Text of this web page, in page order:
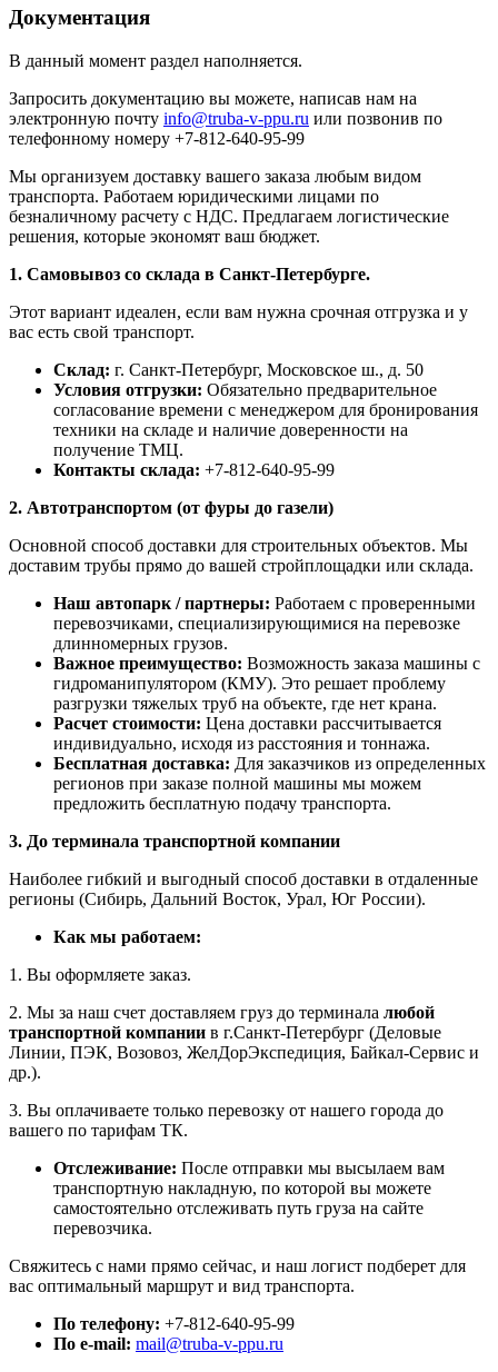
Документация
В данный момент раздел наполняется.
Запросить документацию вы можете, написав нам на
электронную почту info@truba-v-ppu.ru или позвонив по
телефонному номеру +7-812-640-95-99
Мы организуем доставку вашего заказа любым видом
транспорта. Работаем юридическими лицами по
безналичному расчету с НДС. Предлагаем логистические
решения, которые экономят ваш бюджет.
1. Самовывоз со склада в Санкт-Петербурге.
Этот вариант идеален, если вам нужна срочная отгрузка и у
вас есть свой транспорт.
Склад: г. Санкт-Петербург, Московское ш., д. 50
Условия отгрузки: Обязательно предварительное
согласование времени с менеджером для бронирования
техники на складе и наличие доверенности на
получение ТМЦ.
Контакты склада: +7-812-640-95-99
2. Автотранспортом (от фуры до газели)
Основной способ доставки для строительных объектов. Мы
доставим трубы прямо до вашей стройплощадки или склада.
Наш автопарк / партнеры: Работаем с проверенными
перевозчиками, специализирующимися на перевозке
длинномерных грузов.
Важное преимущество: Возможность заказа машины с
гидроманипулятором (КМУ). Это решает проблему
разгрузки тяжелых труб на объекте, где нет крана.
Расчет стоимости: Цена доставки рассчитывается
индивидуально, исходя из расстояния и тоннажа.
Бесплатная доставка: Для заказчиков из определенных
регионов при заказе полной машины мы можем
предложить бесплатную подачу транспорта.
3. До терминала транспортной компании
Наиболее гибкий и выгодный способ доставки в отдаленные
регионы (Сибирь, Дальний Восток, Урал, Юг России).
Как мы работаем:
1. Вы оформляете заказ.
2. Мы за наш счет доставляем груз до терминала любой
транспортной компании в г.Санкт-Петербург (Деловые
Линии, ПЭК, Возовоз, ЖелДорЭкспедиция, Байкал-Сервис и
др.).
3. Вы оплачиваете только перевозку от нашего города до
вашего по тарифам ТК.
Отслеживание: После отправки мы высылаем вам
транспортную накладную, по которой вы можете
самостоятельно отслеживать путь груза на сайте
перевозчика.
Свяжитесь с нами прямо сейчас, и наш логист подберет для
вас оптимальный маршрут и вид транспорта.
По телефону: +7-812-640-95-99
По e-mail: mail@truba-v-ppu.ru